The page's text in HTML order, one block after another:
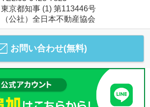
東京都知事 (1) 第113446号
（公社）全日本不動産協会
お問い合わせ(無料)